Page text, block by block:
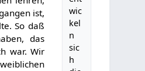
wic
kel
n
sic
h
ist,
So daß
das
war. Wir